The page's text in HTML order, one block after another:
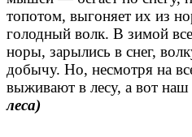
топотом, выгоняет их из
голодный волк. В зимой
норы, зарылись в снег,
добычу. Но, несмотря на
выживают в лесу, а вот наш
леса)